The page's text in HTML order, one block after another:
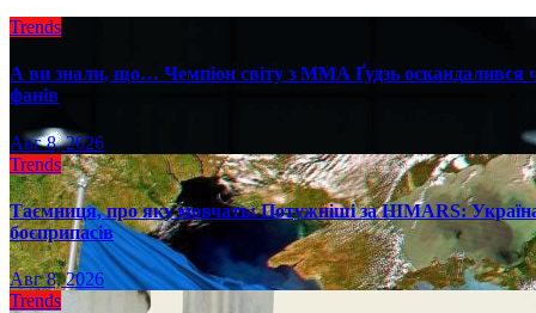
Trends
А ви знали, що… Чемпіон світу з ММА Ґудзь оскандалився
фанів
Авг 8, 2026
Trends
Таємниця, про яку мовчать: Потужніші за HIMARS:
боєприпасів
Авг 8, 2026
Trends